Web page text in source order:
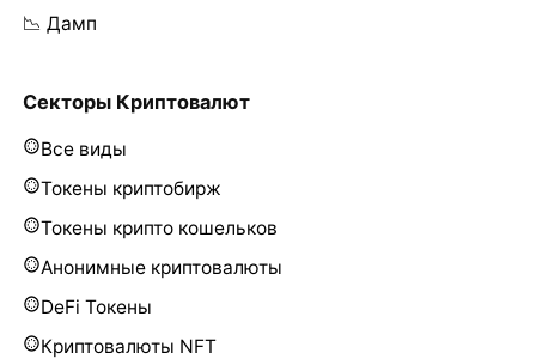
📉 Дамп
Секторы Криптовалют
Все виды
Токены криптобирж
Токены крипто кошельков
Анонимные криптовалюты
DeFi Токены
Криптовалюты NFT